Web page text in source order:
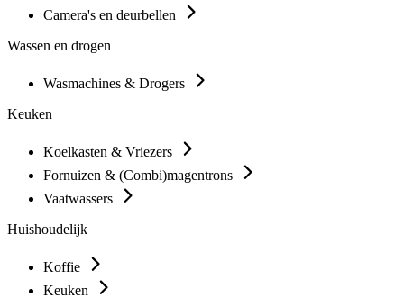
Camera's en deurbellen
Wassen en drogen
Wasmachines & Drogers
Keuken
Koelkasten & Vriezers
Fornuizen & (Combi)magentrons
Vaatwassers
Huishoudelijk
Koffie
Keuken